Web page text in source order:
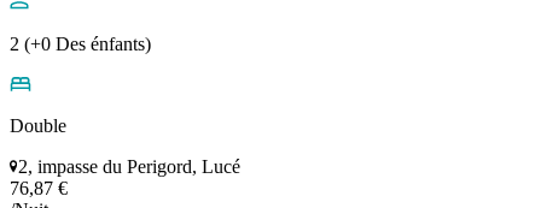
2 (+0 Des énfants)
Double
2, impasse du Perigord, Lucé
76,87 €